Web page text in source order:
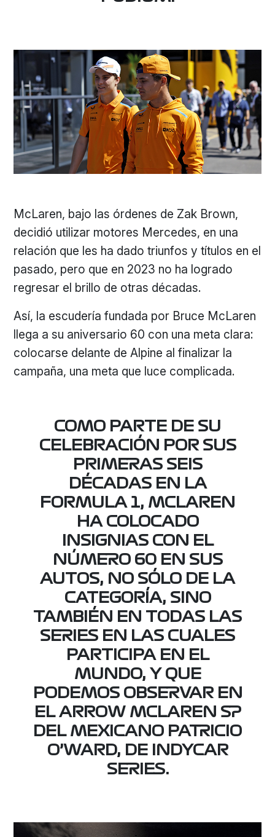
McLaren, bajo las órdenes de Zak Brown,
decidió utilizar motores Mercedes, en una
relación que les ha dado triunfos y títulos en el
pasado, pero que en 2023 no ha logrado
regresar el brillo de otras décadas.
Así, la escudería fundada por Bruce McLaren
llega a su aniversario 60 con una meta clara:
colocarse delante de Alpine al finalizar la
campaña, una meta que luce complicada.
COMO PARTE DE SU
CELEBRACIÓN POR SUS
PRIMERAS SEIS
DÉCADAS EN LA
FORMULA 1, MCLAREN
HA COLOCADO
INSIGNIAS CON EL
NÚMERO 60 EN SUS
AUTOS, NO SÓLO DE LA
CATEGORÍA, SINO
TAMBIÉN EN TODAS LAS
SERIES EN LAS CUALES
PARTICIPA EN EL
MUNDO, Y QUE
PODEMOS OBSERVAR EN
EL ARROW MCLAREN SP
DEL MEXICANO PATRICIO
O’WARD, DE INDYCAR
SERIES.